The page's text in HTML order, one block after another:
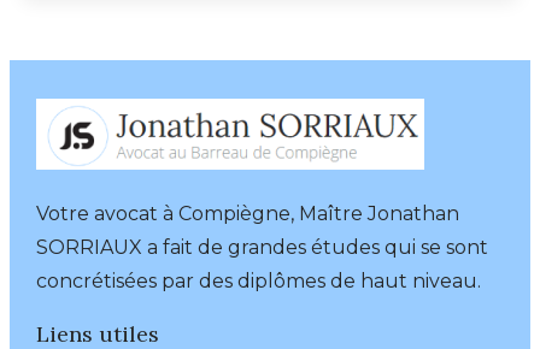
Votre avocat à Compiègne, Maître Jonathan
SORRIAUX a fait de grandes études qui se sont
concrétisées par des diplômes de haut niveau.
Liens utiles